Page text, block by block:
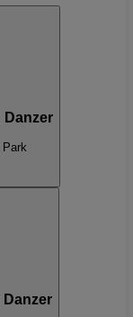
Danzer
Danzer